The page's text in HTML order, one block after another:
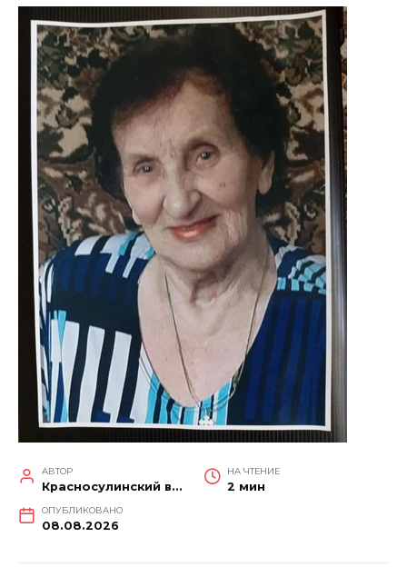
АВТОР
Красносулинский вестник
НА ЧТЕНИЕ
2 мин
ОПУБЛИКОВАНО
08.08.2026